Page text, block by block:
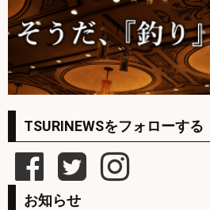
TSURINEWSをフォローする
お知らせ